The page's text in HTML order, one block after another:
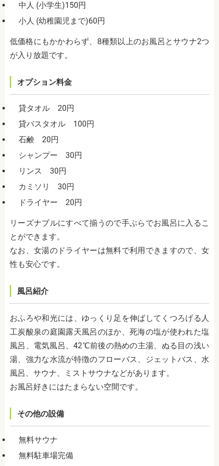
中人 (小学生)150円
小人 (幼稚園児まで)60円
低価格にもかかわらず、8種類以上のお風呂とサウナ2つ
が入り放題です。
オプション料金
貸タオル 20円
貸バスタオル 100円
石鹸 20円
シャンプー 30円
リンス 30円
カミソリ 30円
ドライヤー 20円
リーズナブルにすべて揃うので手ぶらでお風呂に入るこ
とができます。
なお、女湯のドライヤーは無料で利用できますので、女
性も安心です。
風呂紹介
おふろや和光には、ゆっくり足を伸ばしてくつろげる人
工炭酸泉の庭園露天風呂のほか、死海の塩が使われた塩
風呂、電気風呂、42℃前後の熱めの主湯、ぬる目の浅い
湯、強力な水流が特徴のフローバス、ジェットバス、水
風呂、サウナ、ミストサウナなどがあります。
お風呂好きにはたまらない空間です。
その他の設備
無料サウナ
無料駐車場完備